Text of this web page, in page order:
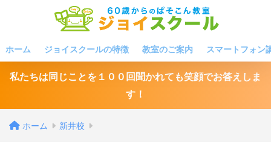
ホーム ジョイスクールの特徴 教室のご案内 スマートフォン
私たちは同じことを１００回聞かれても笑顔でお答えしま
す！
ホーム 新井校